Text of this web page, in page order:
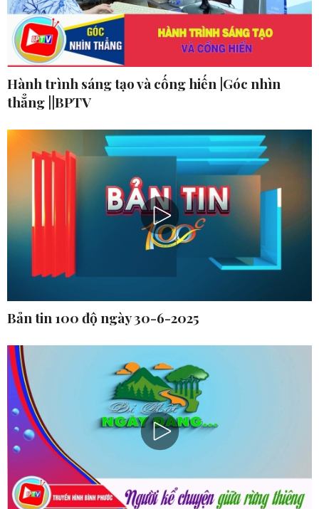
Hành trình sáng tạo và cống hiến |Góc nhìn
thẳng ||BPTV
Bản tin 100 độ ngày 30-6-2025